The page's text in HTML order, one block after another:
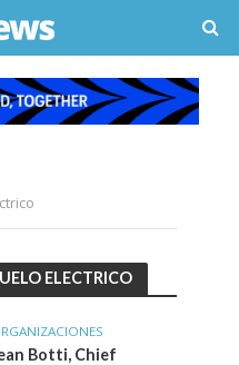
ELECTRICO
Botti, Chief